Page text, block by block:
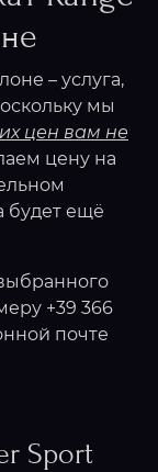
– услуга,
мы
цен вам не
цену на
будет ещё
+39 366
почте
Sport